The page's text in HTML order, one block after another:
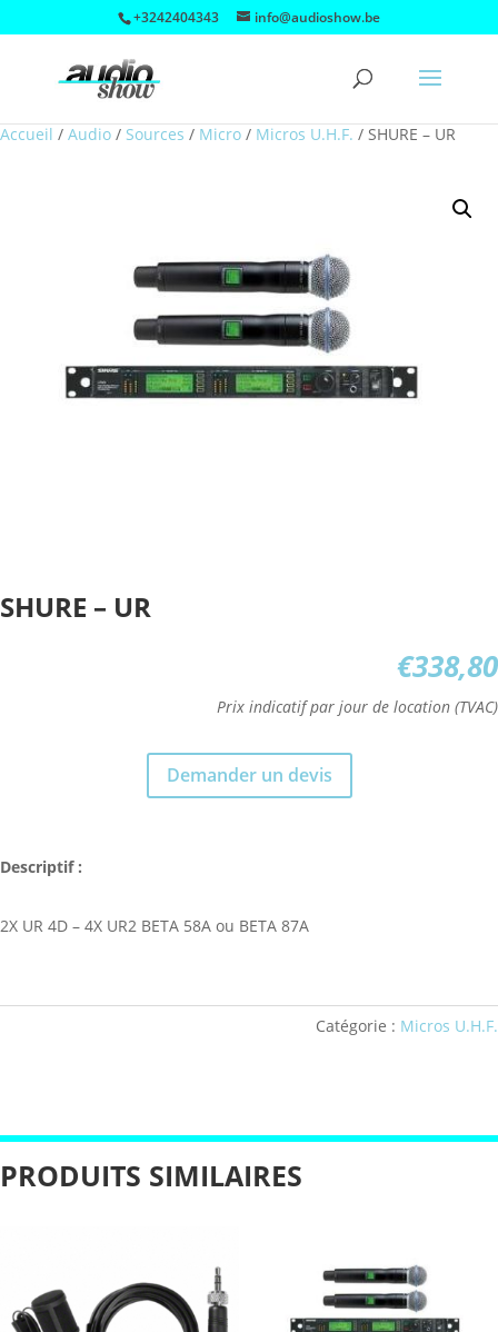
+3242404343 info@audioshow.be
Accueil / Audio / Sources / Micro / Micros U.H.F. / SHURE – UR
SHURE – UR
€338,80
Prix indicatif par jour de location (TVAC)
Demander un devis
Descriptif :
2X UR 4D – 4X UR2 BETA 58A ou BETA 87A
Catégorie : Micros U.H.F.
PRODUITS SIMILAIRES